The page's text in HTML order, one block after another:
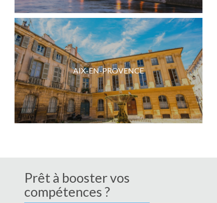
AIX-EN-PROVENCE
Prêt à booster vos
compétences ?